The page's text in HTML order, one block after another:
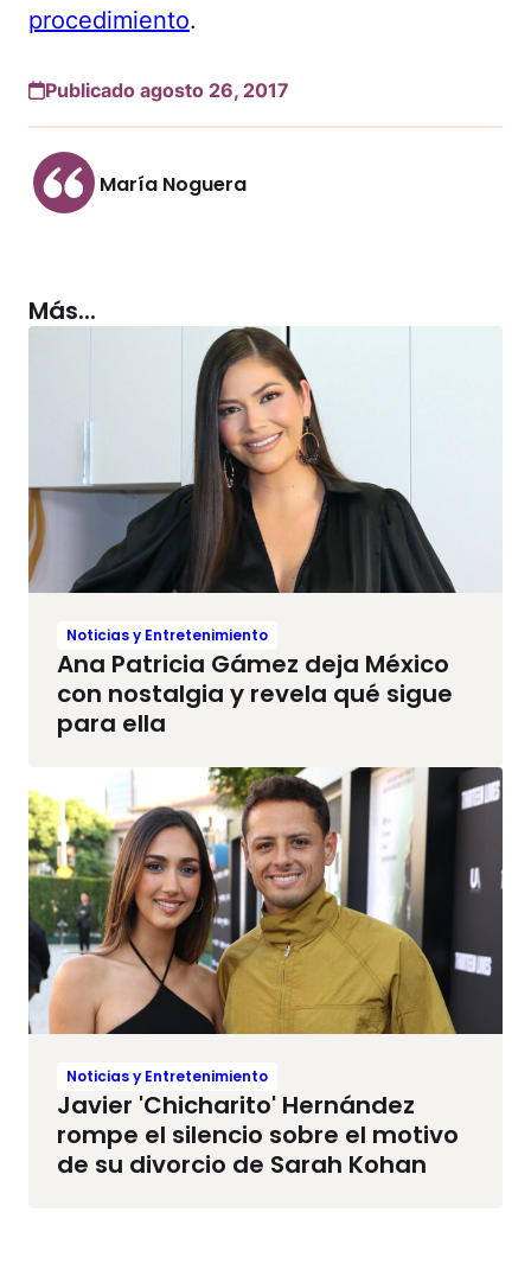
procedimiento.
Publicado agosto 26, 2017
María Noguera
Más...
Noticias y Entretenimiento
Ana Patricia Gámez deja México
con nostalgia y revela qué sigue
para ella
Noticias y Entretenimiento
Javier 'Chicharito' Hernández
rompe el silencio sobre el motivo
de su divorcio de Sarah Kohan